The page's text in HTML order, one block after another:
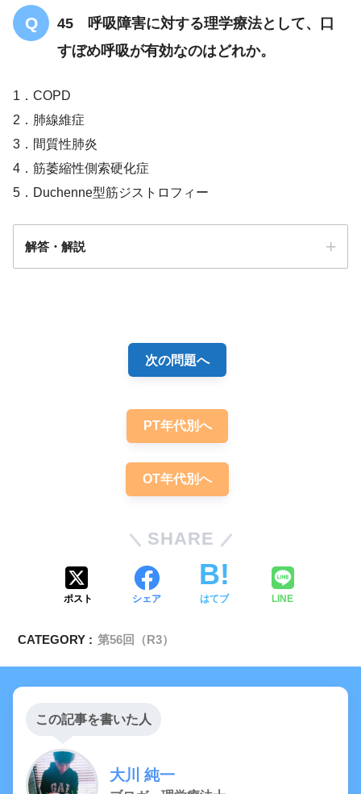
45 呼吸障害に対する理学療法として、口
すぼめ呼吸が有効なのはどれか。
1．COPD
2．肺線維症
3．間質性肺炎
4．筋萎縮性側索硬化症
5．Duchenne型筋ジストロフィー
解答・解説
次の問題へ
PT年代別へ
OT年代別へ
SHARE
ポスト シェア はてブ LINE
CATEGORY : 第56回（R3）
この記事を書いた人
大川 純一